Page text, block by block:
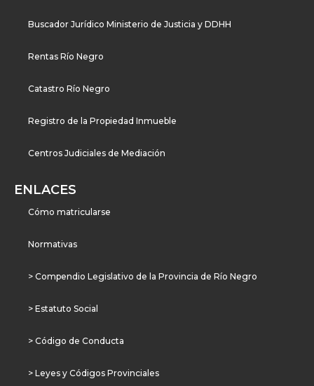
Buscador Jurídico Ministerio de Justicia y DDHH
Rentas Río Negro
Catastro Río Negro
Registro de la Propiedad Inmueble
Centros Judiciales de Mediación
ENLACES
Cómo matricularse
Normativas
> Compendio Legislativo de la Provincia de Río Negro
> Estatuto Social
> Código de Conducta
> Leyes y Códigos Provinciales